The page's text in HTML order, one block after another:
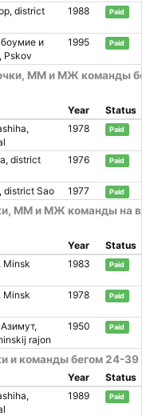
district
1988 Paid
и
Pskov
1995 Paid
ММ и МЖ команды
Year
Status
1978 Paid
district
1976 Paid
district Sao 1977 Paid
ММ и МЖ команды на
Year
Status
Minsk 1983 Paid
Minsk 1978 Paid
rajon
1950 Paid
и команды бегом 24-39
Year
Status
1989 Paid